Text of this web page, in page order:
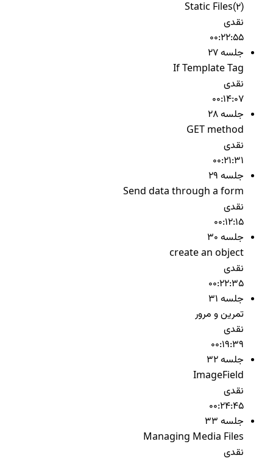
Static Files(2)
نقدی
00:22:55
جلسه 27
If Template Tag
نقدی
00:14:07
جلسه 28
GET method
نقدی
00:21:31
جلسه 29
Send data through a form
نقدی
00:12:15
جلسه 30
create an object
نقدی
00:22:35
جلسه 31
تمرین و مرور
نقدی
00:19:39
جلسه 32
ImageField
نقدی
00:24:45
جلسه 33
Managing Media Files
نقدی